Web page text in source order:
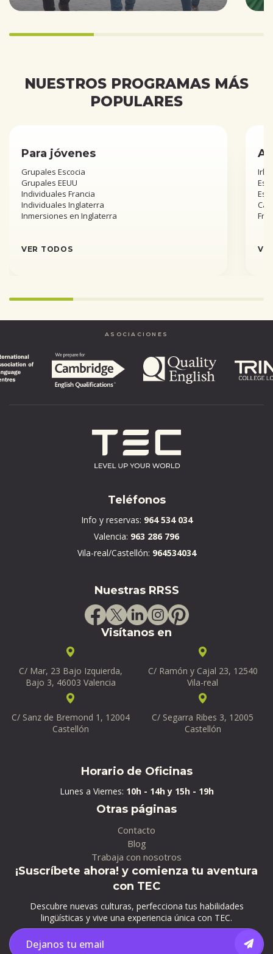
33.333333333333336%
NUESTROS PROGRAMAS MÁS
POPULARES
Para jóvenes
Grupales Escocia
Grupales EEUU
Individuales Francia
Individuales Inglaterra
Inmersiones en Inglaterra
VER TODOS
25%
completed
ASOCIACIONES
Teléfonos
Info y reservas: 964 534 034
Valencia: 963 286 796
Vila-real/Castellón: 964534034
Nuestras RRSS
Visítanos en
C/ Mar, 23 Bajo Izquierda,
Bajo 3, 46003 Valencia
C/ Ramón y Cajal 23, 12540
Vila-real
C/ Sanz de Bremond 1, 12004
Castellón
C/ Segarra Ribes 3, 12005
Castellón
Horario de Oficinas
Lunes a Viernes: 10h - 14h y 15h - 19h
Otras páginas
Contacto
Blog
Trabaja con nosotros
¡Suscríbete ahora! y comienza tu aventura
con TEC
Descubre nuevas culturas, perfecciona tus habilidades
lingüísticas y vive una experiencia única con TEC.